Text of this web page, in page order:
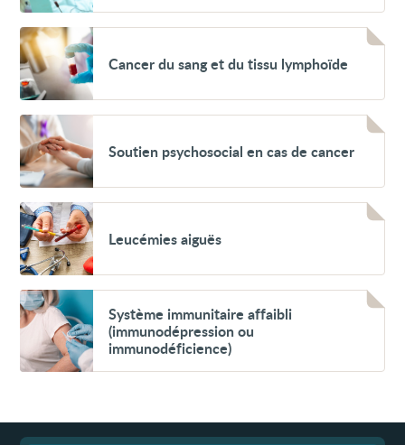
Voir
Cancer
du
sang
et
tissu
lymphoïde
Cancer du sang et du tissu lymphoïde
Voir
Soutien
psychosocial
en
cas
cancer
Soutien psychosocial en cas de cancer
Voir
Leucémies
aiguës
Leucémies aiguës
Voir
Système
immunitaire
affaibli
(immunodépression
ou
Système immunitaire affaibli
(immunodépression ou
immunodéficience)